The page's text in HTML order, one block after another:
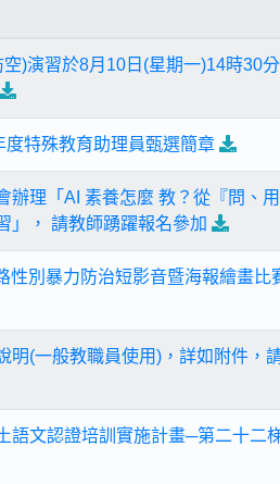
)演習於8月10日(星期一)14時30
特殊教育助理員甄選簡章
辦理「AI 素養怎麼 教？從『問、用
」， 請教師踴躍報名參加
性別暴力防治短影音暨海報繪畫比
明(一般教職員使用)，詳如附件，
語文認證培訓實施計畫─第二十二